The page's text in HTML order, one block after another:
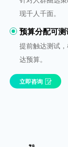
现千人千面。
预算分配可测
提前触达测试
达预算。
立即咨询